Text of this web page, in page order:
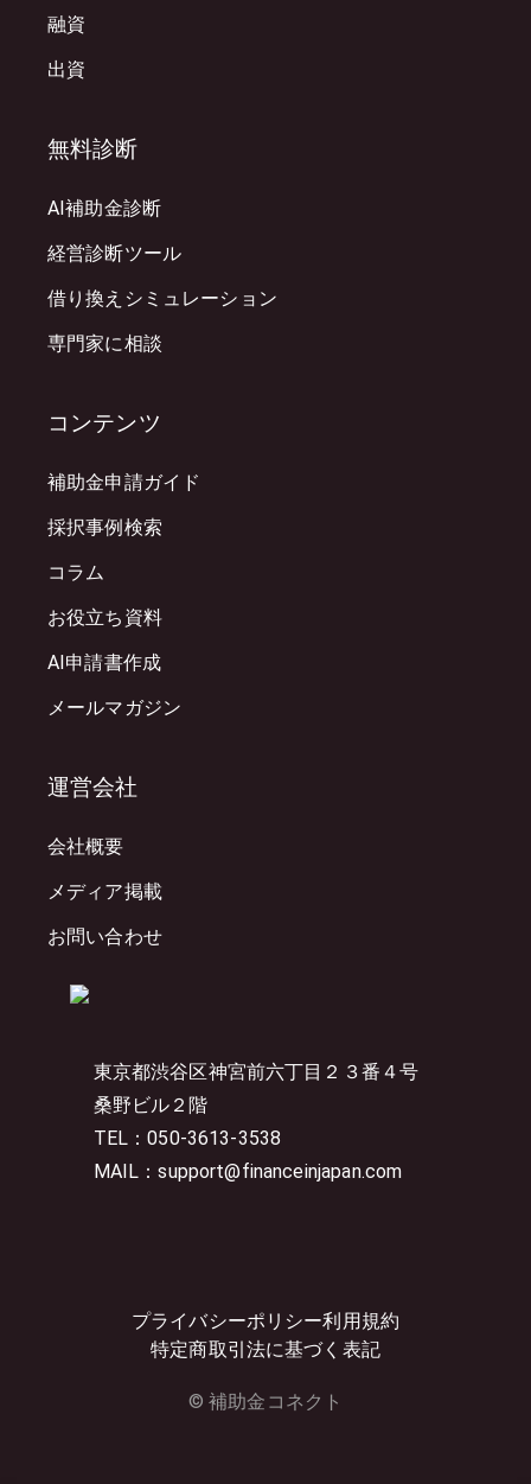
東京都渋谷区神宮前六丁目２３番４号
桑野ビル２階
TEL：050-3613-3538
MAIL：support@financeinjapan.com
プライバシーポリシー利用規約
特定商取引法に基づく表記
© 補助金コネクト
融資
出資
無料診断
AI補助金診断
経営診断ツール
借り換えシミュレーション
専門家に相談
コンテンツ
補助金申請ガイド
採択事例検索
コラム
お役立ち資料
AI申請書作成
メールマガジン
運営会社
会社概要
メディア掲載
お問い合わせ